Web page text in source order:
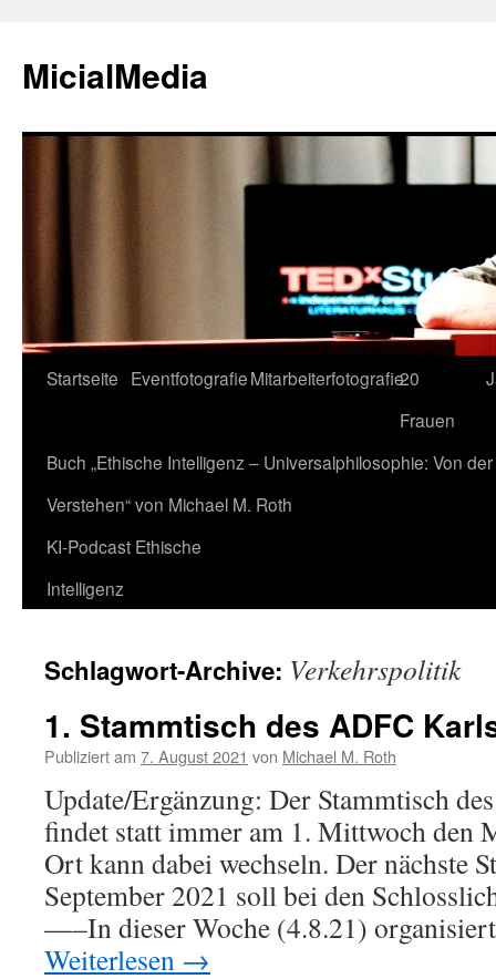
MicialMedia
Zum
springen
Startseite EventfotografieMitarbeiterfotografie20
Frauen
Buch „Ethische Intelligenz – Universalphilosophie: Von
Verstehen“ von Michael M. Roth
KI-Podcast Ethische
Intelligenz
Schlagwort-Archive: Verkehrspolitik
1. Stammtisch des ADFC
Publiziert am 7. August 2021 von Michael M. Roth
Update/Ergänzung: Der Stammtisch
findet statt immer am 1. Mittwoch den
Ort kann dabei wechseln. Der nächste
September 2021 soll bei den
—–In dieser Woche (4.8.21)
Weiterlesen →